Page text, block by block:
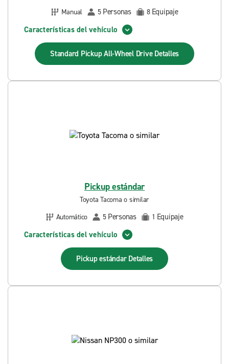
Manual
5 Personas 8 Equipaje
Características del vehículo
Standard Pickup All-Wheel Drive Detalles
Pickup estándar
Toyota Tacoma o similar
Automático
5 Personas 1 Equipaje
Características del vehículo
Pickup estándar Detalles